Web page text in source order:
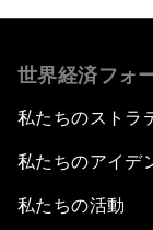
世界経済フォ
私たちのストラ
私たちのアイデ
私たちの活動